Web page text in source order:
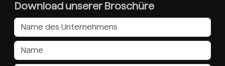
Download unserer Broschüre